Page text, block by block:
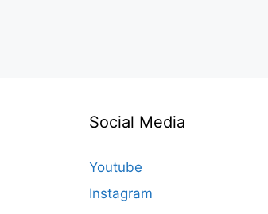
Social Media
Youtube
Instagram